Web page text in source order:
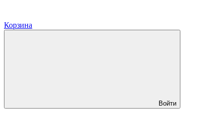
Корзина
Войти